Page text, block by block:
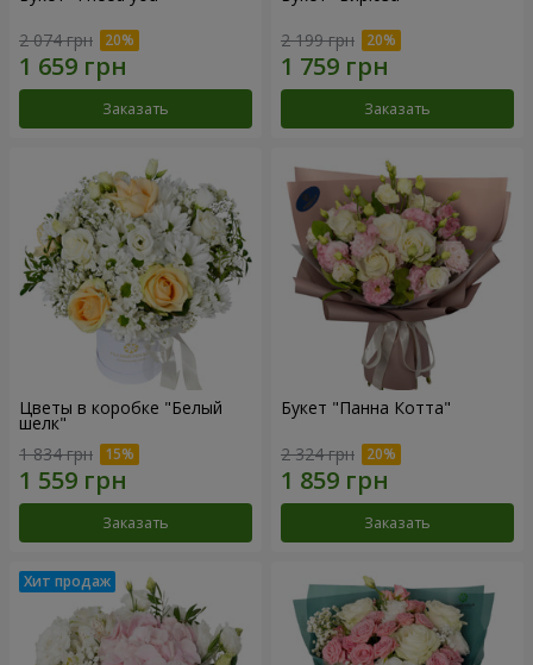
2 074 грн
Заказать
2 199 грн
Заказать
Цветы в коробке "Белый
шелк"
1 834 грн
Заказать
Букет "Панна Котта"
2 324 грн
Заказать